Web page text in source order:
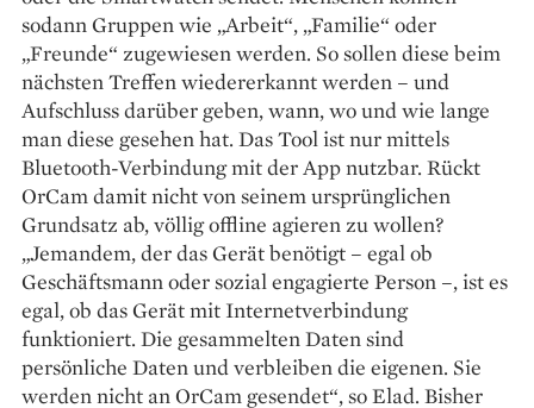
sodann Gruppen wie „Arbeit“, „Familie“ oder
„Freunde“ zugewiesen werden. So sollen diese beim
nächsten Treffen wiedererkannt werden – und
Aufschluss darüber geben, wann, wo und wie lange
man diese gesehen hat. Das Tool ist nur mittels
Bluetooth-Verbindung mit der App nutzbar. Rückt
OrCam damit nicht von seinem ursprünglichen
Grundsatz ab, völlig offline agieren zu wollen?
„Jemandem, der das Gerät benötigt – egal ob
Geschäftsmann oder sozial engagierte Person –, ist es
egal, ob das Gerät mit Internetverbindung
funktioniert. Die gesammelten Daten sind
persönliche Daten und verbleiben die eigenen. Sie
werden nicht an OrCam gesendet“, so Elad. Bisher